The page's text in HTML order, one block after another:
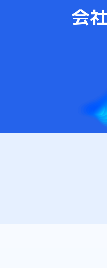
会